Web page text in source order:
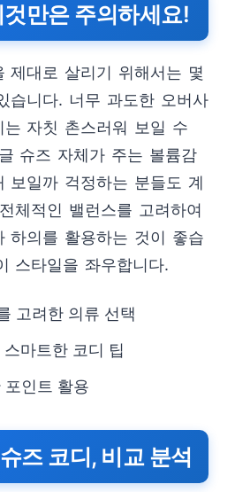
만은 주의하세요!
제대로 살리기 위해서는 몇
습니다. 너무 과도한 오버사
자칫 촌스러워 보일 수
슈즈 자체가 주는 볼륨감
보일까 걱정하는 분들도 계
체적인 밸런스를 고려하여
하의를 활용하는 것이 좋습
스타일을 좌우합니다.
고려한 의류 선택
마트한 코디 팁
포인트 활용
즈 코디, 비교 분석